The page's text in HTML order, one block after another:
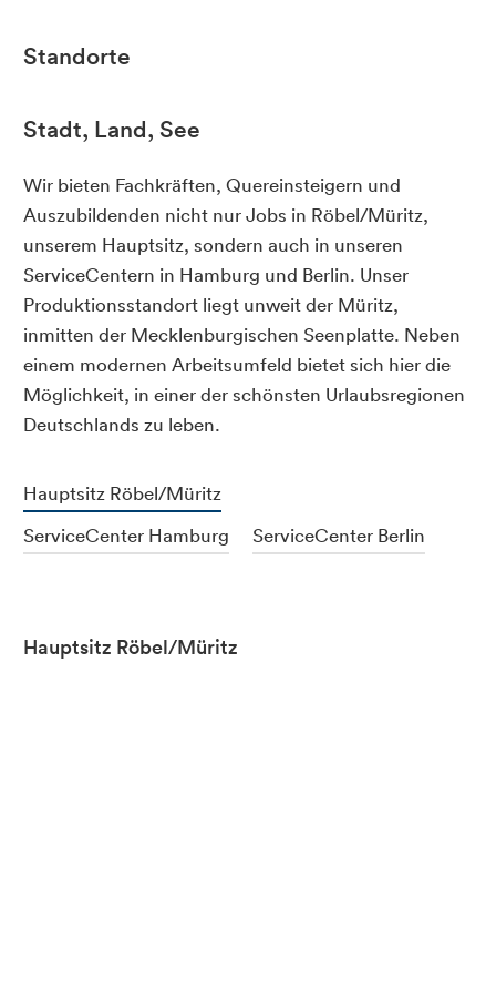
Standorte
Stadt, Land, See
Wir bieten Fachkräften, Quereinsteigern und
Auszubildenden nicht nur Jobs in Röbel/Müritz,
unserem Hauptsitz, sondern auch in unseren
ServiceCentern in Hamburg und Berlin. Unser
Produktionsstandort liegt unweit der Müritz,
inmitten der Mecklenburgischen Seenplatte. Neben
einem modernen Arbeitsumfeld bietet sich hier die
Möglichkeit, in einer der schönsten Urlaubsregionen
Deutschlands zu leben.
Hauptsitz Röbel/Müritz
ServiceCenter Hamburg
ServiceCenter Berlin
Hauptsitz Röbel/Müritz